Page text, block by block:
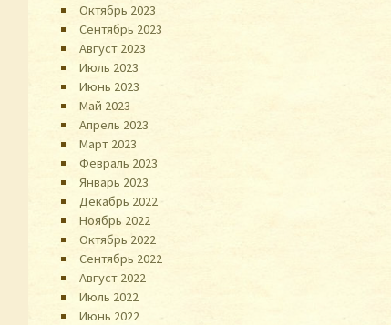
Октябрь 2023
Сентябрь 2023
Август 2023
Июль 2023
Июнь 2023
Май 2023
Апрель 2023
Март 2023
Февраль 2023
Январь 2023
Декабрь 2022
Ноябрь 2022
Октябрь 2022
Сентябрь 2022
Август 2022
Июль 2022
Июнь 2022